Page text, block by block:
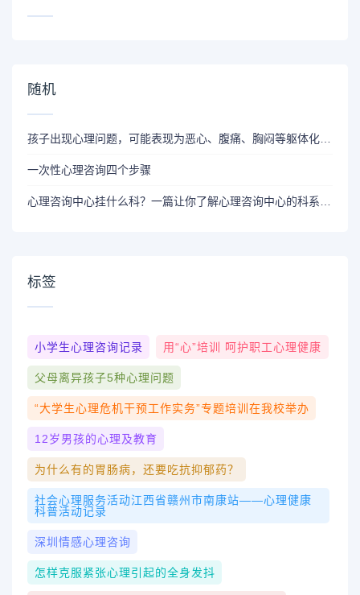
随机
一次性心理咨询四个步骤
标签
小学生心理咨询记录 用“心”培训 呵护职工心理健康
父母离异孩子5种心理问题
“大学生心理危机干预工作实务”专题培训在我校举办
12岁男孩的心理及教育
为什么有的胃肠病，还要吃抗抑郁药？
社会心理服务活动江西省赣州市南康站——心理健康
科普活动记录
深圳情感心理咨询
怎样克服紧张心理引起的全身发抖